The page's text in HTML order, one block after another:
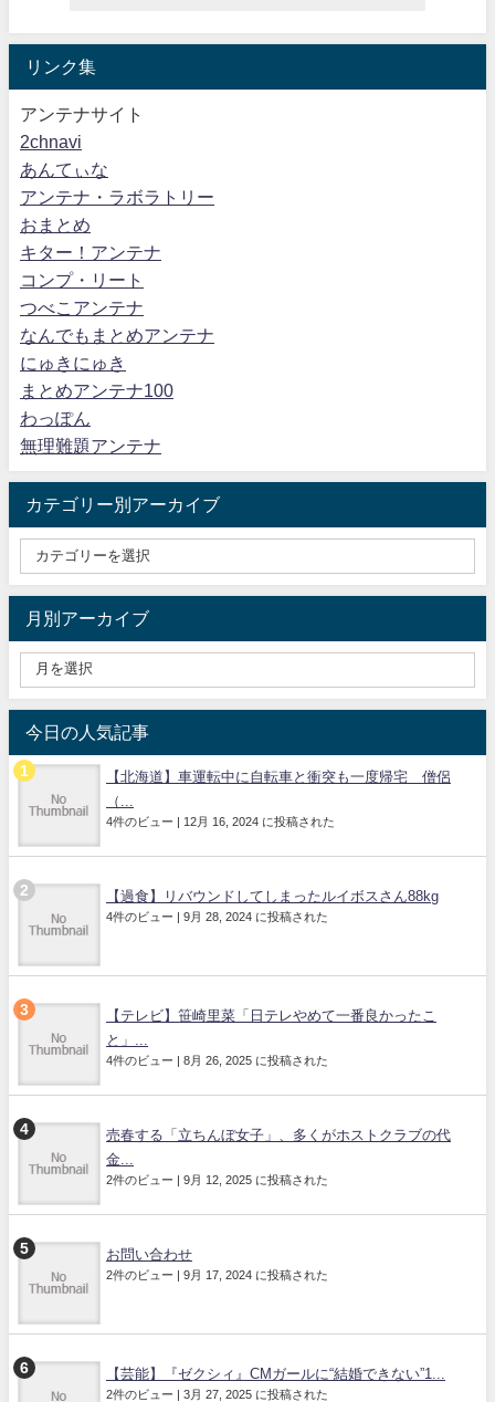
リンク集
アンテナサイト
2chnavi
あんてぃな
アンテナ・ラボラトリー
おまとめ
キター！アンテナ
コンプ・リート
つべこアンテナ
なんでもまとめアンテナ
にゅきにゅき
まとめアンテナ100
わっぽん
無理難題アンテナ
カテゴリー別アーカイブ
月別アーカイブ
今日の人気記事
【北海道】車運転中に自転車と衝突も一度帰宅 僧侶
（...
4件のビュー | 12月 16, 2024 に投稿された
【過食】リバウンドしてしまったルイボスさん88kg
4件のビュー | 9月 28, 2024 に投稿された
【テレビ】笹崎里菜「日テレやめて一番良かったこ
と」...
4件のビュー | 8月 26, 2025 に投稿された
売春する「立ちんぼ女子」、多くがホストクラブの代
金...
2件のビュー | 9月 12, 2025 に投稿された
お問い合わせ
2件のビュー | 9月 17, 2024 に投稿された
【芸能】『ゼクシィ』CMガールに“結婚できない”1...
2件のビュー | 3月 27, 2025 に投稿された